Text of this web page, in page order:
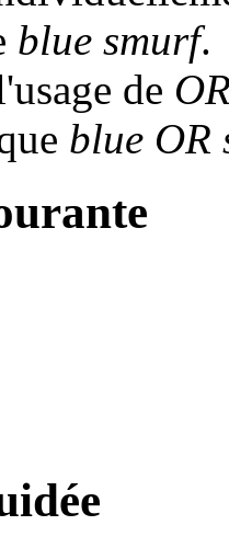
blue smurf.
de
blue OR